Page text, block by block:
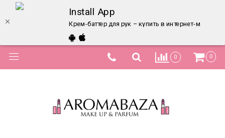
Install App
Крем-баттер для рук – купить в интернет-
0 0